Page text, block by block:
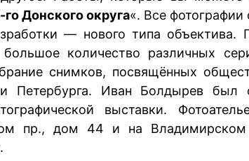
Донского округа«. Все
— нового типа
большое количество различных
снимков, посвящённых
Петербурга. Иван Болдырев был
выставки.
пр., дом 44 и на